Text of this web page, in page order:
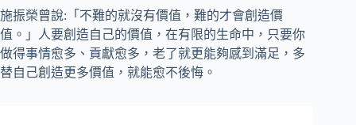
施振榮曾說:「不難的就沒有價值，難的才會創造價
值。」人要創造自己的價值，在有限的生命中，只要你
做得事情愈多、貢獻愈多，老了就更能夠感到滿足，多
替自己創造更多價值，就能愈不後悔。